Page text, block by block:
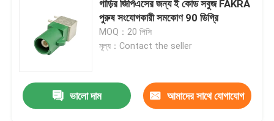
BMW HSD কেবল
জলরোধী HDMI কেবল
গাড়ির জিপিএসের জন্য ই কোড সবুজ FAKRA
পুরুষ সংযোগকারী সমকোণ 90 ডিগ্রি
MOQ：20 পিসি
মূল্য：Contact the seller
ভালো দাম আমাদের সাথে যোগাযোগ